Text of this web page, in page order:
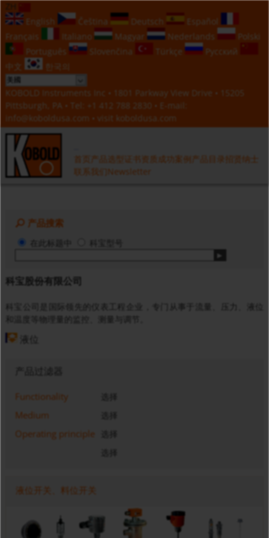
English
Čeština Deutsch
Español
Français
Italiano Magyar Nederlands
Polski
Português
Slovenčina Türkçe
Русский
中文
한국의
KOBOLD Instruments Inc • 1801 Parkway View Drive • 15205
Pittsburgh, PA • Tel:
+1 412 788 2830 • E-mail:
info@koboldusa.com • visit koboldusa.com
首页 产品选型 证书资质 成功案例 产品目录 招贤纳士
联系我们 Newsletter
产品搜索
在此标题中 科宝型号
科宝股份有限公司
科宝公司是国际领先的仪表工程企业，专门从事于流量、压力、液位
和温度等物理量的监控、测量与调节。
液位
产品过滤器
Functionality 选择
Medium 选择
Operating principle
选择
选择
液位开关、料位开关